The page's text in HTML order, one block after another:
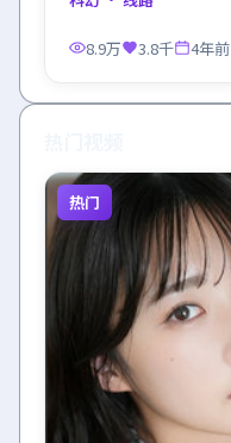
8.9万 3.8千 4年前
热门